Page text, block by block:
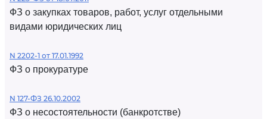
ФЗ о закупках товаров, работ, услуг отдельными
видами юридических лиц
N 2202-1 от 17.01.1992
ФЗ о прокуратуре
N 127-ФЗ 26.10.2002
ФЗ о несостоятельности (банкротстве)